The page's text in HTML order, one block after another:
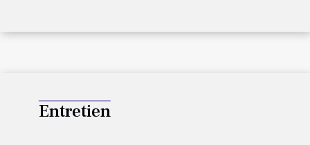
Entretien